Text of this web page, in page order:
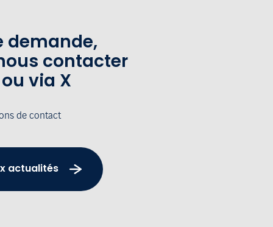
demande,
contacter
via X
de contact
actualités